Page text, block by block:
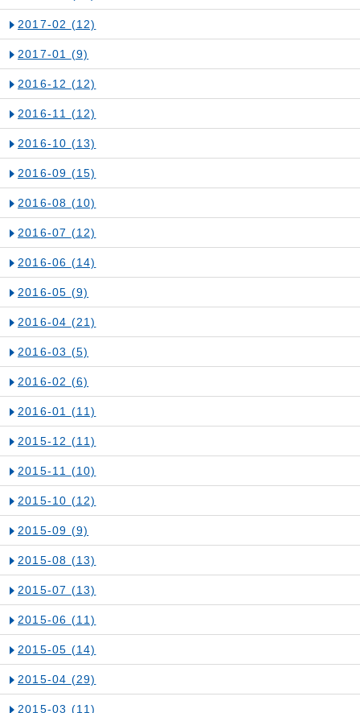
2017-02 (12)
2017-01 (9)
2016-12 (12)
2016-11 (12)
2016-10 (13)
2016-09 (15)
2016-08 (10)
2016-07 (12)
2016-06 (14)
2016-05 (9)
2016-04 (21)
2016-03 (5)
2016-02 (6)
2016-01 (11)
2015-12 (11)
2015-11 (10)
2015-10 (12)
2015-09 (9)
2015-08 (13)
2015-07 (13)
2015-06 (11)
2015-05 (14)
2015-04 (29)
2015-03 (11)